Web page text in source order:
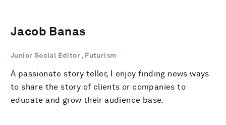
Jacob Banas
Junior Social Editor , Futurism
A passionate story teller, I enjoy finding news ways
to share the story of clients or companies to
educate and grow their audience base.